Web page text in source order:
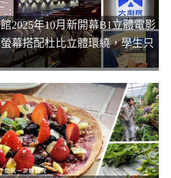
2025年10月新開幕B1立體電影
幕搭配杜比立體環繞，學生只